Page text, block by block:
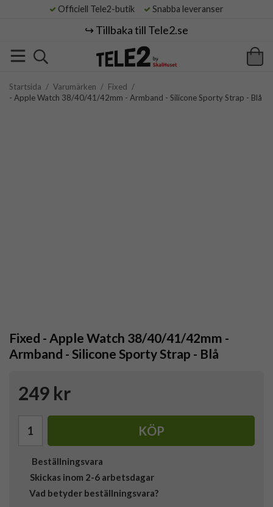
Officiell Tele2-butik Snabba leveranser
↪️ Tillbaka till Tele2.se
Startsida / Varumärken / Fixed /
- Apple Watch 38/40/41/42mm - Armband - Silicone Sporty Strap - Blå
Fixed - Apple Watch 38/40/41/42mm -
Armband - Silicone Sporty Strap - Blå
249 kr
KÖP
Beställningsvara
Skickas inom 2-6 arbetsdagar
Vad betyder beställningsvara?